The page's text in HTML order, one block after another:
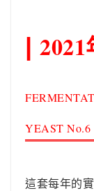
|
YEAST No.6
這套每年的